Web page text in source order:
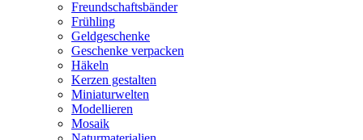
Freundschaftsbänder
Frühling
Geldgeschenke
Geschenke verpacken
Häkeln
Kerzen gestalten
Miniaturwelten
Modellieren
Mosaik